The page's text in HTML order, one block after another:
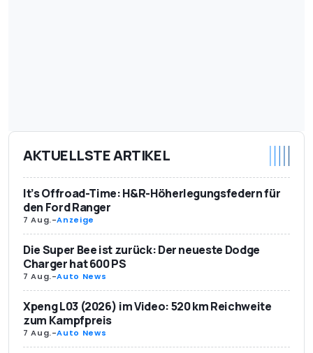
AKTUELLSTE ARTIKEL
It’s Offroad-Time: H&R-Höherlegungsfedern für
den Ford Ranger
7 Aug.-Anzeige
Die Super Bee ist zurück: Der neueste Dodge
Charger hat 600 PS
7 Aug.-Auto News
Xpeng L03 (2026) im Video: 520 km Reichweite
zum Kampfpreis
7 Aug.-Auto News